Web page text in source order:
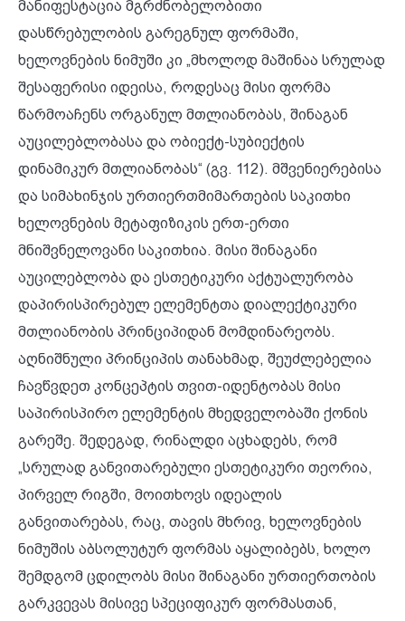
მანიფესტაცია მგრძნობელობითი
დასწრებულობის გარეგნულ ფორმაში,
ხელოვნების ნიმუში კი „მხოლოდ მაშინაა სრულად
შესაფერისი იდეისა, როდესაც მისი ფორმა
წარმოაჩენს ორგანულ მთლიანობას, შინაგან
აუცილებლობასა და ობიექტ-სუბიექტის
დინამიკურ მთლიანობას“ (გვ. 112). მშვენიერებისა
და სიმახინჯის ურთიერთმიმართების საკითხი
ხელოვნების მეტაფიზიკის ერთ-ერთი
მნიშვნელოვანი საკითხია. მისი შინაგანი
აუცილებლობა და ესთეტიკური აქტუალურობა
დაპირისპირებულ ელემენტთა დიალექტიკური
მთლიანობის პრინციპიდან მომდინარეობს.
აღნიშნული პრინციპის თანახმად, შეუძლებელია
ჩავწვდეთ კონცეპტის თვით-იდენტობას მისი
საპირისპირო ელემენტის მხედველობაში ქონის
გარეშე. შედეგად, რინალდი აცხადებს, რომ
„სრულად განვითარებული ესთეტიკური თეორია,
პირველ რიგში, მოითხოვს იდეალის
განვითარებას, რაც, თავის მხრივ, ხელოვნების
ნიმუშის აბსოლუტურ ფორმას აყალიბებს, ხოლო
შემდგომ ცდილობს მისი შინაგანი ურთიერთობის
გარკვევას მისივე სპეციფიკურ ფორმასთან,